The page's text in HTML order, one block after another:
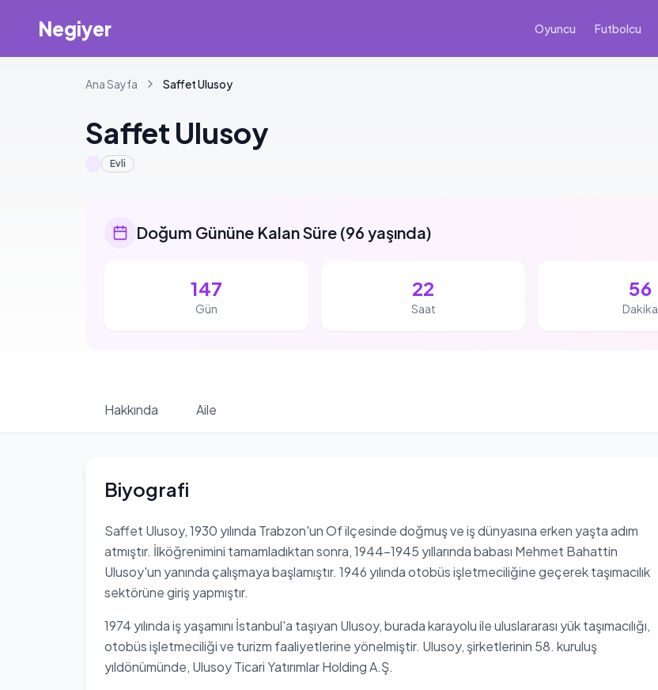
Negiyer Oyuncu Futbolcu
Ana Sayfa SaffetUlusoy
Saffet Ulusoy
Evli
Doğum Gününe Kalan Süre (96 yaşında)
147
Gün
22
Saat
56
Dakika
Hakkında Aile
Biyografi
Saffet Ulusoy, 1930 yılında Trabzon'un Of ilçesinde doğmuş ve iş dünyasına erken yaşta adım
atmıştır. İlköğrenimini tamamladıktan sonra, 1944-1945 yıllarında babası Mehmet Bahattin
Ulusoy'un yanında çalışmaya başlamıştır. 1946 yılında otobüs işletmeciliğine geçerek taşımacılık
sektörüne giriş yapmıştır.
1974 yılında iş yaşamını İstanbul'a taşıyan Ulusoy, burada karayolu ile uluslararası yük taşımacılığı,
otobüs işletmeciliği ve turizm faaliyetlerine yönelmiştir. Ulusoy, şirketlerinin 58. kuruluş
yıldönümünde, Ulusoy Ticari Yatırımlar Holding A.Ş.